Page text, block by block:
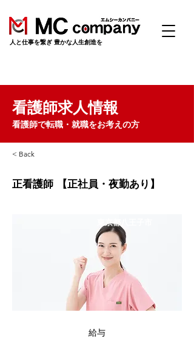
​人と仕事を繋ぎ 豊かな人生創造を
看護師求人情報
看護師で転職・就職をお考えの方
< Back
正看護師 【正社員・夜勤あり】
東京都八王子市
給与